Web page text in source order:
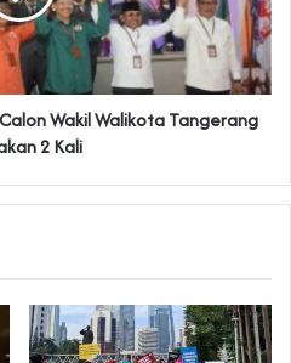
Wakil Walikota Tangerang
2 Kali